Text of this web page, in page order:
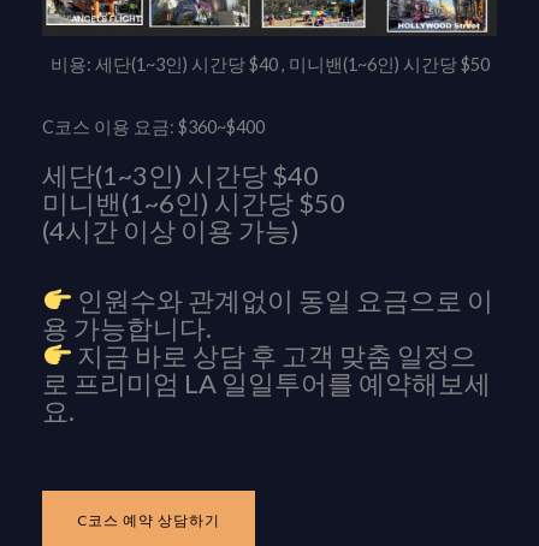
비용: 세단(1~3인) 시간당 $40 , 미니밴(1~6인) 시간당 $50
C코스 이용 요금: $360~$400
세단(1~3인) 시간당 $40
미니밴(1~6인) 시간당 $50
(4시간 이상 이용 가능)
인원수와 관계없이 동일 요금으로 이
용 가능합니다.
지금 바로 상담 후 고객 맞춤 일정으
로 프리미엄 LA 일일투어를 예약해보세
요.
C코스 예약 상담하기